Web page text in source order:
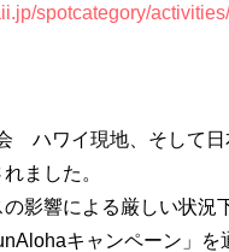
spotcategory/activities/
ハワイ現地、そして日
ました。
影響による厳しい状
キャンペーン」